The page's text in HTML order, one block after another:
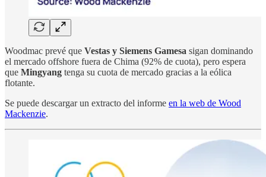
Woodmac prevé que Vestas y Siemens Gamesa sigan dominando
el mercado offshore fuera de Chima (92% de cuota), pero espera
que Mingyang tenga su cuota de mercado gracias a la eólica
flotante.
Se puede descargar un extracto del informe en la web de Wood
Mackenzie.